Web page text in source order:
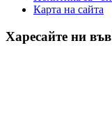
Карта на сайта
Харесайте ни